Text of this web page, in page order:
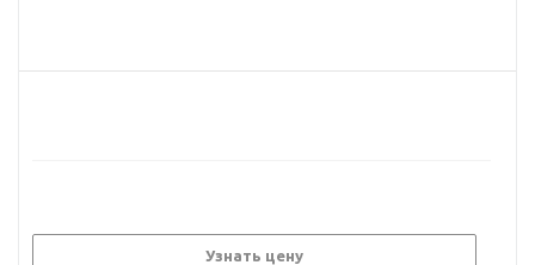
Узнать цену